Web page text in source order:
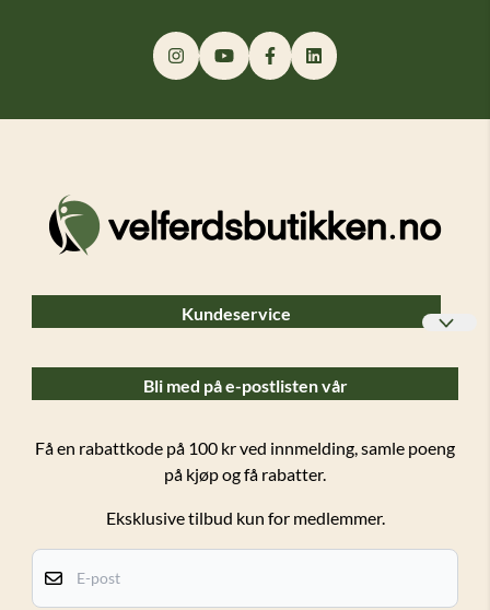
Kundeservice
Ofte stilte spørsmål (FAQ)
Forsendelser og retur
Salgsbetingelser
Personvern
Kundeklubb
Bli med på e-postlisten vår
Få en rabattkode på 100 kr ved innmelding, samle poeng
på kjøp og få rabatter.
Eksklusive tilbud kun for medlemmer.